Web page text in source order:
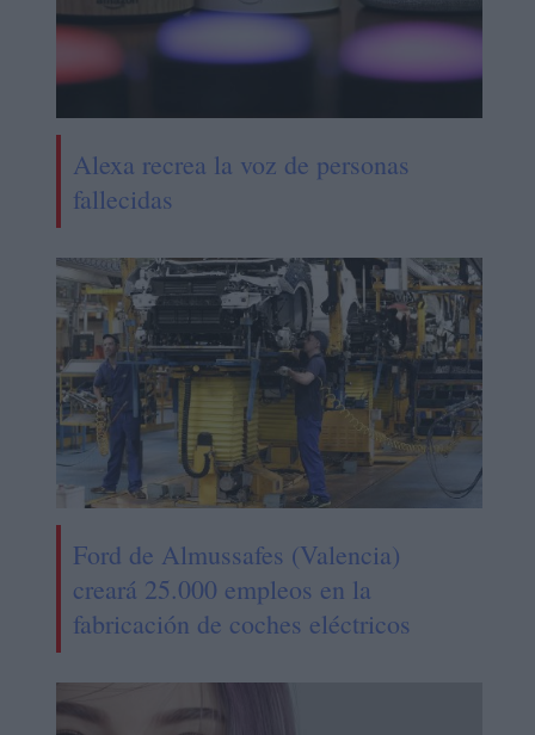
Alexa recrea la voz de personas
fallecidas
Ford de Almussafes (Valencia)
creará 25.000 empleos en la
fabricación de coches eléctricos